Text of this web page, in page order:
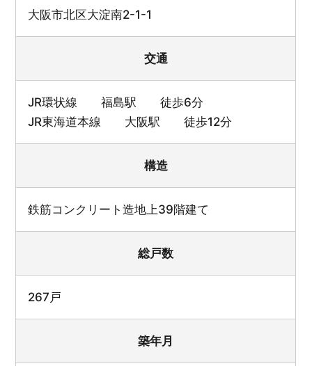
大阪市北区大淀南2-1-1
交通
JR環状線 福島駅 徒歩6分
JR東海道本線 大阪駅 徒歩12分
構造
鉄筋コンクリート造地上39階建て
総戸数
267戸
築年月